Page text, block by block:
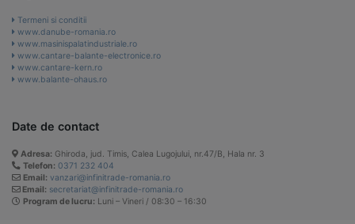
Termeni si conditii
www.danube-romania.ro
www.masinispalatindustriale.ro
www.cantare-balante-electronice.ro
www.cantare-kern.ro
www.balante-ohaus.ro
Date de contact
Adresa: Ghiroda, jud. Timis, Calea Lugojului, nr.47/B, Hala nr. 3
Telefon: 0371 232 404
Email: vanzari@infinitrade-romania.ro
Email: secretariat@infinitrade-romania.ro
Program de lucru: Luni – Vineri / 08:30 – 16:30